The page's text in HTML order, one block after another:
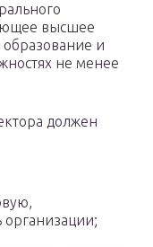
высшее
и
не менее
должен
организации;